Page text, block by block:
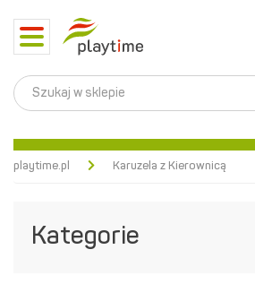
Toggle
navigation
playtime.pl Karuzela z Kierownicą
Kategorie